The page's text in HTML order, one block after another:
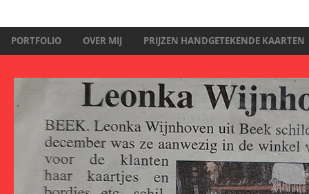
PORTFOLIO OVER MIJ PRIJZEN HANDGETEKENDE KAARTEN